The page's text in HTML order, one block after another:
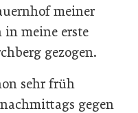
meiner
in meine erste
gezogen.
sehr früh
gegen